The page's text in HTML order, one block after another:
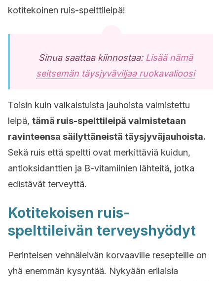
kotitekoinen ruis-spelttileipä!
Sinua saattaa kiinnostaa: Lisää nämä
seitsemän täysjyväviljaa ruokavalioosi
Toisin kuin valkaistuista jauhoista valmistettu
leipä, tämä ruis-spelttileipä valmistetaan
ravinteensa säilyttäneistä täysjyväjauhoista.
Sekä ruis että speltti ovat merkittäviä kuidun,
antioksidanttien ja B-vitamiinien lähteitä, jotka
edistävät terveyttä.
Kotitekoisen ruis-
spelttileivän terveyshyödyt
Perinteisen vehnäleivän korvaaville resepteille on
yhä enemmän kysyntää. Nykyään erilaisia